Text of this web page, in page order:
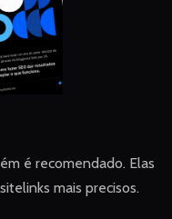
é recomendado. Elas
mais precisos.